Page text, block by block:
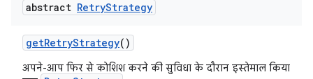
abstract RetryStrategy
getRetryStrategy()
अपने-आप फिर से कोशिश करने की सुविधा के दौरान इस्तेमाल किया